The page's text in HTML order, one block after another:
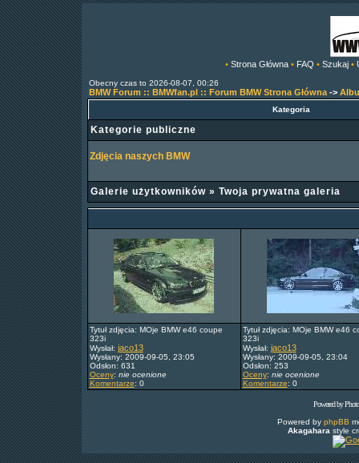
• Strona Główna • FAQ • Szukaj •
Obecny czas to 2026-08-07, 00:26
BMW Forum :: BMWfan.pl :: Forum BMW Strona Główna->
Kategoria
Kategorie publiczne
Zdjęcia naszych BMW
Galerie użytkowników» Twoja prywatna galeria
Tytuł zdjęcia: MOje BMW e46 coupe
323i
Wysłał: jaco13
Wysłany: 2009-09-05, 23:05
Odsłon: 631
Oceny: nie ocenione
Komentarze: 0
Tytuł zdjęcia: MOje BMW e46
323i
Wysłał: jaco13
Wysłany: 2009-09-05, 23:04
Odsłon: 253
Oceny: nie ocenione
Komentarze: 0
Powered by
Powered by phpBB
Akagahara style